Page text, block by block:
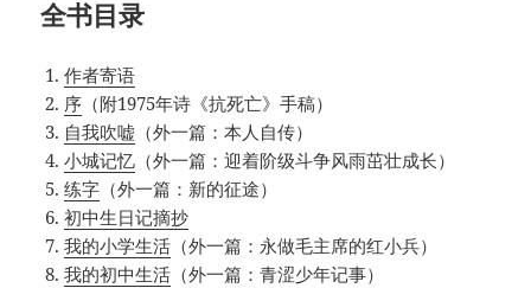
全书目录
作者寄语
序 （附1975年诗《抗死亡》手稿）
自我吹嘘 （外一篇：本人自传）
小城记忆 （外一篇：迎着阶级斗争风雨茁壮成长）
练字 （外一篇：新的征途）
初中生日记摘抄
我的小学生活 （外一篇：永做毛主席的红小兵）
我的初中生活 （外一篇：青涩少年记事）